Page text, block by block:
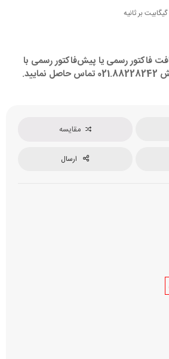
فاکتور رسمی یا پیش‌فاکتور رسمی با
مقایسه
ارسال